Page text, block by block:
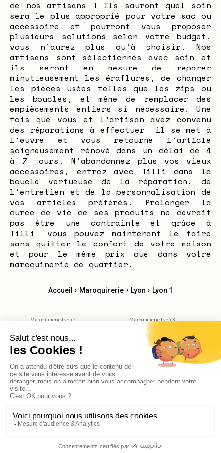
de nos artisans ! Ils sauront quel soin
sera le plus approprié pour votre sac ou
accessoire et pourront vous proposer
plusieurs solutions selon votre budget,
vous n’aurez plus qu’à choisir. Nos
artisans sont sélectionnés avec soin et
ils seront en mesure de réparer
minutieusement les éraflures, de changer
les pièces usées telles que les zips ou
les boucles, et même de remplacer des
empiècements entiers si nécessaire. Une
fois que vous et l’artisan avez convenu
des réparations à effectuer, il se met à
l'œuvre et vous retourne l’article
soigneusement rénové dans un délai de 4
à 7 jours. N’abandonnez plus vos vieux
accessoires, entrez avec Tilli dans la
boucle vertueuse de la réparation, de
l’entretien et de la personnalisation de
vos articles préférés. Prolonger la
durée de vie de ses produits ne devrait
pas être une contrainte et grâce à
Tilli, vous pouvez maintenant le faire
sans quitter le confort de votre maison
et pour le même prix que dans votre
maroquinerie de quartier.
Accueil › Maroquinerie › Lyon › Lyon 1
Maroquinerie Lyon 2
Maroquinerie Lyon 3
Maroquinerie Lyon 5
Maroquinerie Lyon 6
Maroquinerie Lyon 7
Maroquinerie Lyon 8
Maroquinerie Lyon 9
Maroquinerie Bron
Maroquinerie Saint-Priest
© 2026 Reekom. Tous droits réservés.Mentions légales
Politique de confidentialité
Bonjour, avez-vous des questions?